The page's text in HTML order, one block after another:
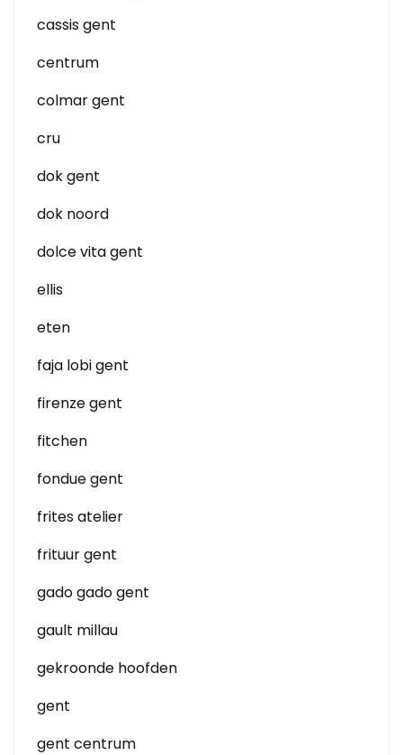
cassis gent
centrum
colmar gent
cru
dok gent
dok noord
dolce vita gent
ellis
eten
faja lobi gent
firenze gent
fitchen
fondue gent
frites atelier
frituur gent
gado gado gent
gault millau
gekroonde hoofden
gent
gent centrum